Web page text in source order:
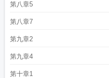
第八章5
第八章7
第九章2
第九章4
第十章1